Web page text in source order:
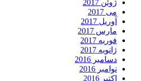
ژوئن 2017
می 2017
آوریل 2017
مارس 2017
فوریه 2017
ژانویه 2017
دسامبر 2016
نوامبر 2016
اکتبر 2016